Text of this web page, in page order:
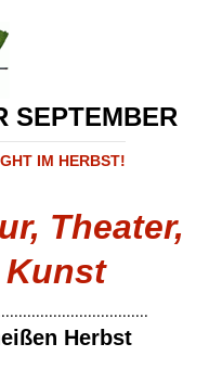
SEPTEMBER
IM HERBST!
Theater,
Herbst